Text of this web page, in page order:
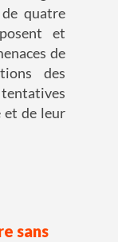
quatre
et
de
des
tentatives
et de leur
sans